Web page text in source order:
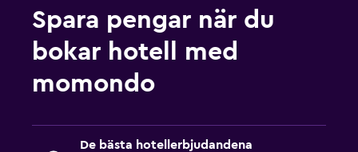
Spara pengar när du
bokar hotell med
momondo
De bästa hotellerbjudandena